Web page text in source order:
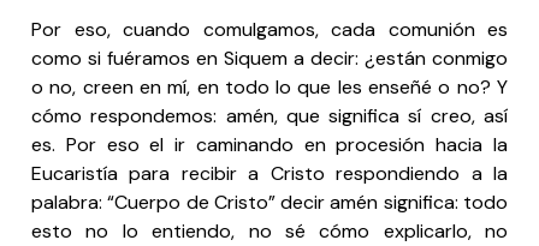
Por eso, cuando comulgamos, cada comunión es
como si fuéramos en Siquem a decir: ¿están conmigo
o no, creen en mí, en todo lo que les enseñé o no? Y
cómo respondemos: amén, que significa sí creo, así
es. Por eso el ir caminando en procesión hacia la
Eucaristía para recibir a Cristo respondiendo a la
palabra: “Cuerpo de Cristo” decir amén significa: todo
esto no lo entiendo, no sé cómo explicarlo, no